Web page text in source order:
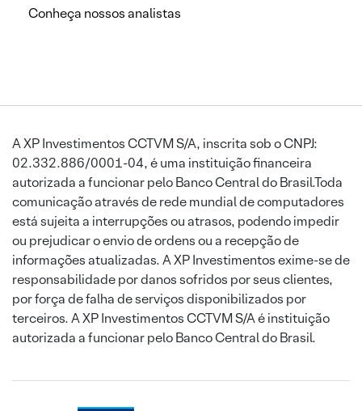
Conheça nossos analistas
A XP Investimentos CCTVM S/A, inscrita sob o CNPJ:
02.332.886/0001-04, é uma instituição financeira
autorizada a funcionar pelo Banco Central do Brasil.Toda
comunicação através de rede mundial de computadores
está sujeita a interrupções ou atrasos, podendo impedir
ou prejudicar o envio de ordens ou a recepção de
informações atualizadas. A XP Investimentos exime-se de
responsabilidade por danos sofridos por seus clientes,
por força de falha de serviços disponibilizados por
terceiros. A XP Investimentos CCTVM S/A é instituição
autorizada a funcionar pelo Banco Central do Brasil.